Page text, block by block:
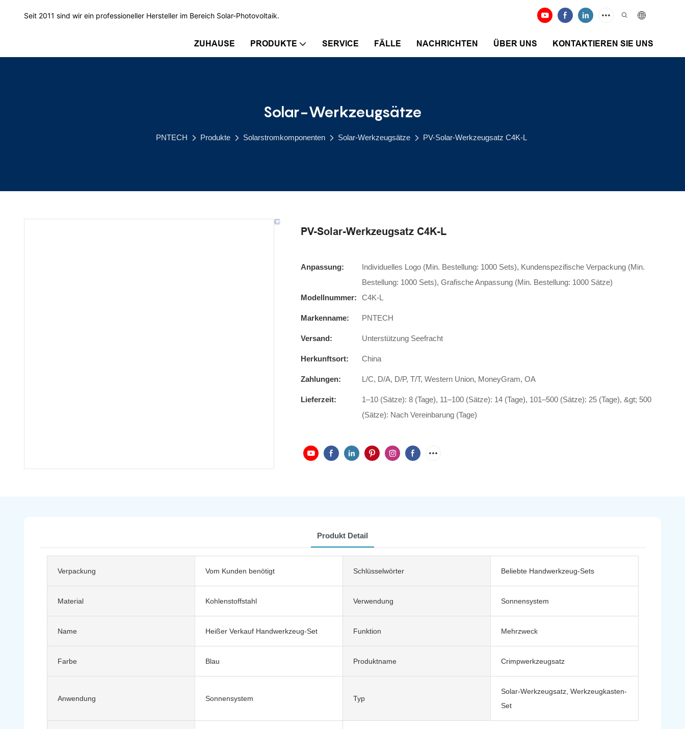
Seit 2011 sind wir ein professioneller Hersteller im Bereich Solar-Photovoltaik.
ZUHAUSE PRODUKTE SERVICE FÄLLE NACHRICHTEN ÜBER UNS KONTAKTIEREN SIE UNS
Solar-Werkzeugsätze
PNTECH Produkte Solarstromkomponenten Solar-Werkzeugsätze PV-Solar-Werkzeugsatz C4K-L
PV-Solar-Werkzeugsatz C4K-L
Anpassung:
Individuelles Logo (Min. Bestellung: 1000 Sets), Kundenspezifische Verpackung (Min.
Bestellung: 1000 Sets), Grafische Anpassung (Min. Bestellung: 1000 Sätze)
Modellnummer:
C4K-L
Markenname: PNTECH
Versand: Unterstützung Seefracht
Herkunftsort: China
Zahlungen: L/C, D/A, D/P, T/T, Western Union, MoneyGram, OA
Lieferzeit:
1–10 (Sätze): 8 (Tage), 11–100 (Sätze): 14 (Tage), 101–500 (Sätze): 25 (Tage), &gt; 500
(Sätze): Nach Vereinbarung (Tage)
Produkt Detail
Verpackung Vom Kunden benötigt Schlüsselwörter Beliebte Handwerkzeug-Sets
Material Kohlenstoffstahl Verwendung Sonnensystem
Name Heißer Verkauf Handwerkzeug-Set Funktion Mehrzweck
Farbe Blau Produktname Crimpwerkzeugsatz
Anwendung Sonnensystem Typ
Solar-Werkzeugsatz, Werkzeugkasten-
Set